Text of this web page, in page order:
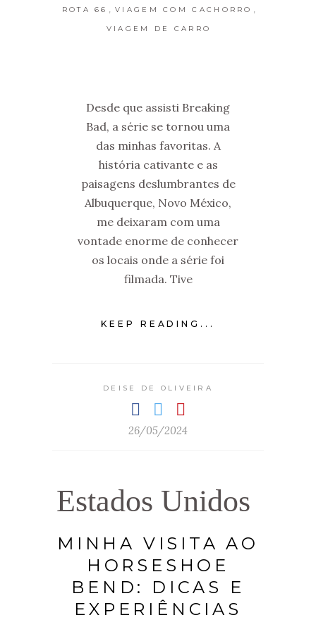
ROTA 66 VIAGEM COM CACHORRO
VIAGEM DE CARRO
Desde que assisti Breaking
Bad, a série se tornou uma
das minhas favoritas. A
história cativante e as
paisagens deslumbrantes de
Albuquerque, Novo México,
me deixaram com uma
vontade enorme de conhecer
os locais onde a série foi
filmada. Tive
KEEP READING...
DEISE DE OLIVEIRA
26/05/2024
Estados Unidos
MINHA VISITA AO
HORSESHOE
BEND: DICAS E
EXPERIÊNCIAS